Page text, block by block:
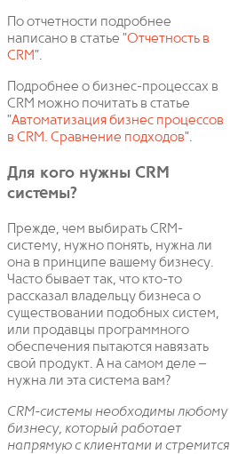
По отчетности подробнее
написано в статье "Отчетность в
CRM".
Подробнее о бизнес-процессах в
CRM можно почитать в статье
"Автоматизация бизнес процессов
в CRM. Сравнение подходов".
Для кого нужны CRM
системы?
Прежде, чем выбирать CRM-
систему, нужно понять, нужна ли
она в принципе вашему бизнесу.
Часто бывает так, что кто-то
рассказал владельцу бизнеса о
существовании подобных систем,
или продавцы программного
обеспечения пытаются навязать
свой продукт. А на самом деле –
нужна ли эта система вам?
CRM-системы необходимы любому
бизнесу, который работает
напрямую с клиентами и стремится